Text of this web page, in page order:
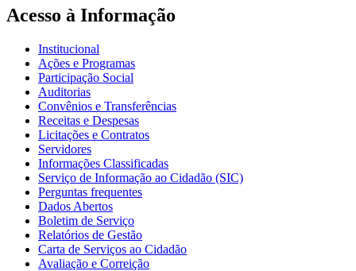
Acesso à Informação
Institucional
Ações e Programas
Participação Social
Auditorias
Convênios e Transferências
Receitas e Despesas
Licitações e Contratos
Servidores
Informações Classificadas
Serviço de Informação ao Cidadão (SIC)
Perguntas frequentes
Dados Abertos
Boletim de Serviço
Relatórios de Gestão
Carta de Serviços ao Cidadão
Avaliação e Correição